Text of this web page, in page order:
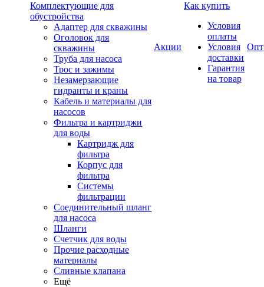
Комплектующие для
обустройства
Адаптер для скважины
Оголовок для
скважины
Труба для насоса
Трос и зажимы
Незамерзающие
гидранты и краны
Кабель и материалы для
насосов
Фильтра и картриджи
для воды
Картридж для
фильтра
Корпус для
фильтра
Системы
фильтрации
Соединительный шланг
для насоса
Шланги
Счетчик для воды
Прочие расходные
материалы
Сливные клапана
Ещё
Акции
Как купить
Условия
оплаты
Условия
доставки
Гарантия
на товар
Опт